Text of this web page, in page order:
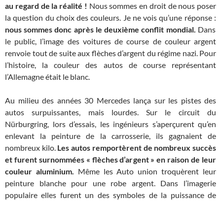
au regard de la réalité ! Nous sommes en droit de nous poser
la question du choix des couleurs. Je ne vois qu’une réponse :
nous sommes donc après le deuxième conflit mondial. Dans
le public, l’image des voitures de course de couleur argent
renvoie tout de suite aux flèches d’argent du régime nazi. Pour
l’histoire, la couleur des autos de course représentant
l’Allemagne était le blanc.
Au milieu des années 30 Mercedes lança sur les pistes des
autos surpuissantes, mais lourdes. Sur le circuit du
Nürburgring, lors d’essais, les ingénieurs s’aperçurent qu’en
enlevant la peinture de la carrosserie, ils gagnaient de
nombreux kilo. Les autos remportèrent de nombreux succès
et furent surnommées « flèches d’argent » en raison de leur
couleur aluminium.
Même les Auto union troquèrent leur
peinture blanche pour une robe argent. Dans l’imagerie
populaire elles furent un des symboles de la puissance de